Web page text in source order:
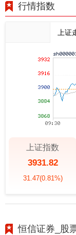
行情指数
上证
上证指数
3931.82
31.47(0.81%)
恒信证券_股